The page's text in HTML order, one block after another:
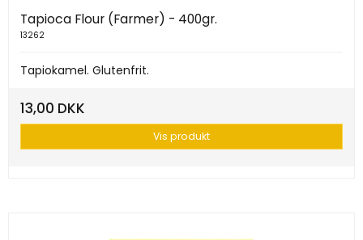
Tapioca Flour (Farmer) - 400gr.
13262
Tapiokamel. Glutenfrit.
13,00 DKK
Vis produkt